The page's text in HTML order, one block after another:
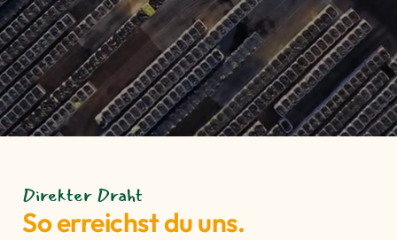
Direkter Draht
So erreichst du uns.